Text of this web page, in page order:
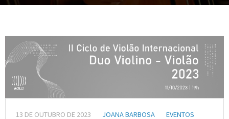
13 DE OUTUBRO DE 2023 JOANA BARBOSA EVENTOS